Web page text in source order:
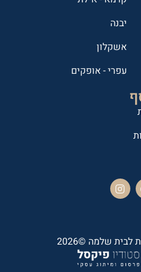
יבנה
אשקלון
עפרי - אופקים
שלמה ©2026